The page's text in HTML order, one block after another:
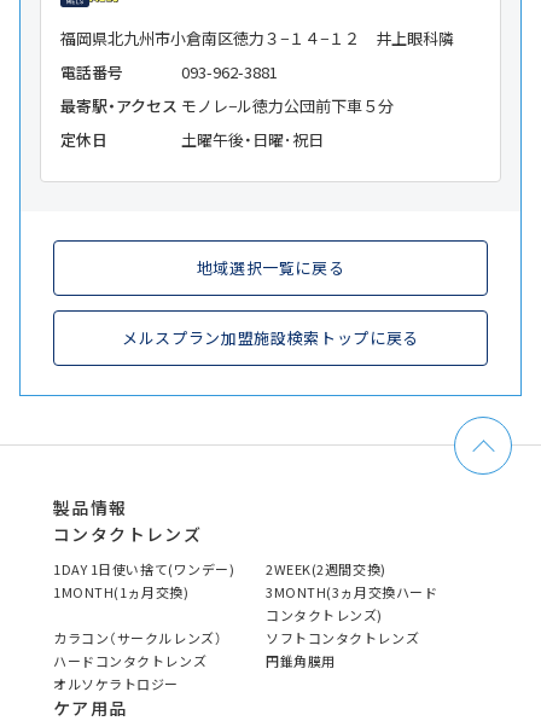
福岡県北九州市小倉南区徳力３−１４−１２ 井上眼科隣
電話番号
093-962-3881
最寄駅・アクセス モノレ−ル徳力公団前下車５分
定休日
土曜午後・日曜･祝日
地域選択一覧に戻る
メルスプラン加盟施設検索トップに戻る
製品情報
コンタクトレンズ
1DAY 1日使い捨て(ワンデー)
2WEEK(2週間交換)
1MONTH(1ヵ月交換)
3MONTH(3ヵ月交換ハード
コンタクトレンズ)
カラコン（サークルレンズ）
ソフトコンタクトレンズ
ハードコンタクトレンズ
円錐角膜用
オルソケラトロジー
ケア用品